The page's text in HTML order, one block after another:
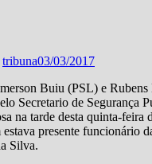
tribuna03/03/2017
Buiu (PSL) e
Secretario de Segurança
na tarde desta quinta-feira
presente funcionário
Silva.